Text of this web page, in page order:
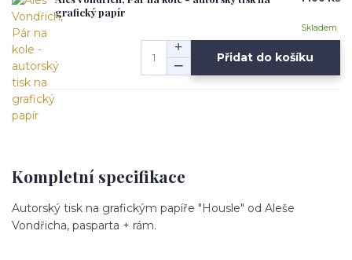
grafický papír
Skladem
Přidat do košíku
Kompletní specifikace
Autorský tisk na grafickým papíře "Housle" od Aleše
Vondřicha, pasparta + rám.